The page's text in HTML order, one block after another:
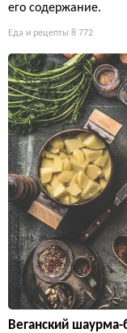
его содержание.
Еда и рецепты 8 772
Веганский